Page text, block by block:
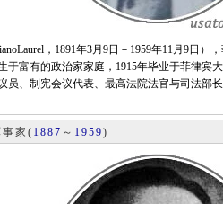
，1891年3月9日－1959年11月9日）
于富有的政治家家庭，1915年毕业于菲律宾
员、制宪会议代表、最高法院法官与司法部
家 ( 1887 ～ 1959)